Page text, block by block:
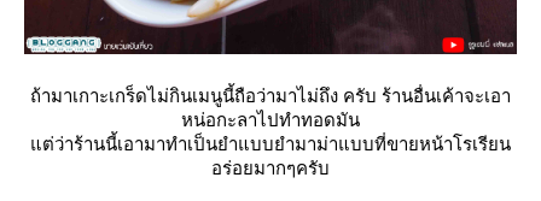
ถ้ามาเกาะเกร็ดไม่กินเมนูนี้ถือว่ามาไม่ถึง ครับ ร้านอื่นเค้าจะเอา
หน่อกะลาไปทำทอดมัน
ต่ว่าร้านนี้เอามาทำเป็นยำแบบยำมาม่าแบบที่ขายหน้าโรเรียน
อร่อยมากๆครับ